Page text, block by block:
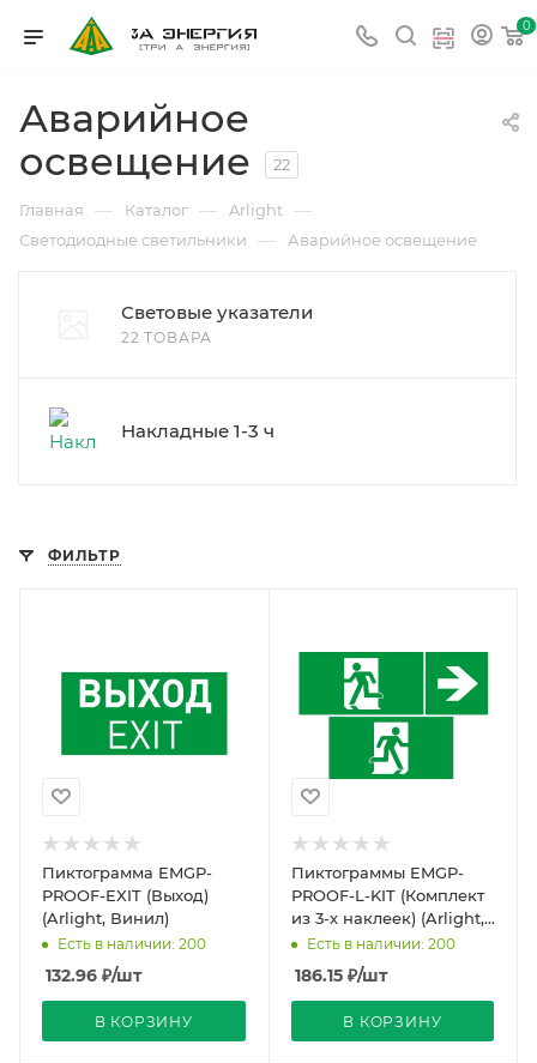
0
Аварийное
освещение
22
Главная — Каталог — Arlight —
Светодиодные светильники — Аварийное освещение
Световые указатели
22 ТОВАРА
Накладные 1-3 ч
ФИЛЬТР
Пиктограмма EMGP-
PROOF-EXIT (Выход)
(Arlight, Винил)
Есть в наличии: 200
132.96 ₽/шт
В КОРЗИНУ
Пиктограммы EMGP-
PROOF-L-KIT (Комплект
из 3-х наклеек) (Arlight,
Винил)
Есть в наличии: 200
186.15₽/шт
В КОРЗИНУ